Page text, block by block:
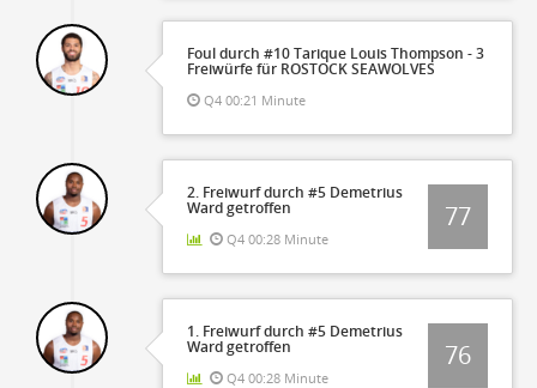
Foul durch #10 Tarique Louis Thompson - 3
Freiwürfe für ROSTOCK SEAWOLVES
Q4 00:21 Minute
2. Freiwurf durch #5 Demetrius
Ward getroffen
Q4 00:28 Minute
77
1. Freiwurf durch #5 Demetrius
Ward getroffen
Q4 00:28 Minute
76